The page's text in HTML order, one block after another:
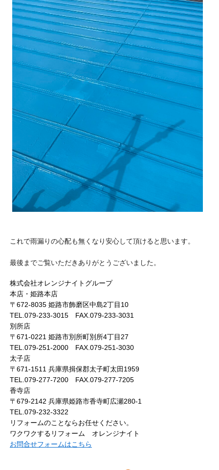
これで雨漏りの心配も無くなり安心して頂けると思います。
最後までご覧いただきありがとうございました。
株式会社オレンジナイトグループ
本店・姫路本店
〒672-8035 姫路市飾磨区中島2丁目10
TEL.079-233-3015 FAX.079-233-3031
別所店
〒671-0221 姫路市別所町別所4丁目27
TEL.079-251-2000 FAX.079-251-3030
太子店
〒671-1511 兵庫県揖保郡太子町太田1959
TEL.079-277-7200 FAX.079-277-7205
香寺店
〒679-2142 兵庫県姫路市香寺町広瀬280-1
TEL.079-232-3322
リフォームのことならお任せください。
ワクワクするリフォーム オレンジナイト
お問合せフォームはこちら